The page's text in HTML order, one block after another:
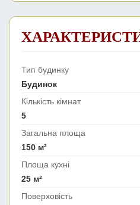
Тип будинку
Будинок
Кількість кімнат
5
Загальна площа
150 м²
Площа кухні
25 м²
Поверховість